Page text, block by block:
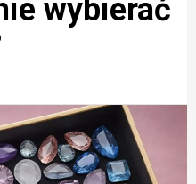
wybierać